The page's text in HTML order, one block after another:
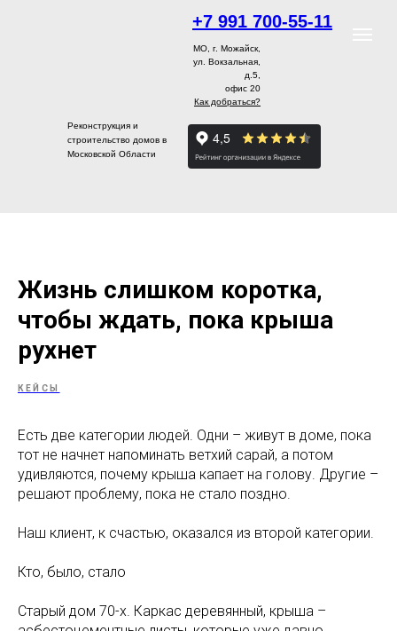
+7 991 700-55-11
Реконструкция и
строительство домов в
Московской Области
МО, г. Можайск,
ул. Вокзальная,
д.5,
офис 20
Как добраться?
Жизнь слишком коротка,
чтобы ждать, пока крыша
рухнет
КЕЙСЫ
Есть две категории людей. Одни – живут в доме, пока
тот не начнет напоминать ветхий сарай, а потом
удивляются, почему крыша капает на голову. Другие –
решают проблему, пока не стало поздно.
Наш клиент, к счастью, оказался из второй категории.
Кто, было, стало
Старый дом 70-х. Каркас деревянный, крыша –